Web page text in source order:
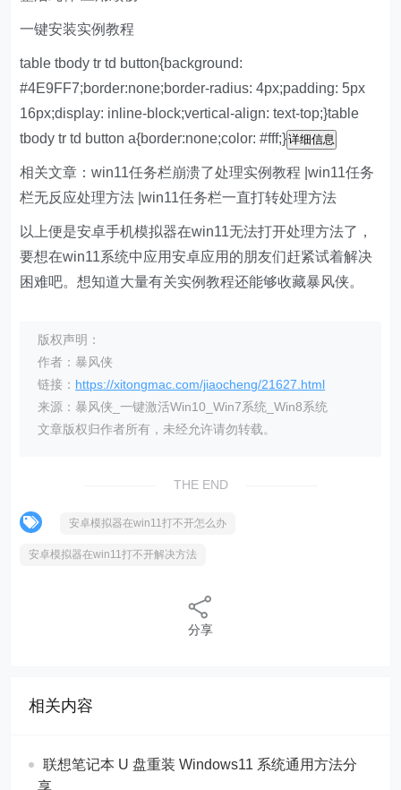
一键安装实例教程
table tbody tr td button{background:
#4E9FF7;border:none;border-radius: 4px;padding: 5px
16px;display: inline-block;vertical-align: text-top;}table
tbody tr td button a{border:none;color: #fff;}详细信息
相关文章：win11任务栏崩溃了处理实例教程 |win11任务
栏无反应处理方法 |win11任务栏一直打转处理方法
以上便是安卓手机模拟器在win11无法打开处理方法了，
要想在win11系统中应用安卓应用的朋友们赶紧试着解决
困难吧。想知道大量有关实例教程还能够收藏暴风侠。
版权声明：
作者：暴风侠
链接： https://xitongmac.com/jiaocheng/21627.html
来源：暴风侠_一键激活Win10_Win7系统_Win8系统
文章版权归作者所有，未经允许请勿转载。
THE END
安卓模拟器在win11打不开怎么办
安卓模拟器在win11打不开解决方法
分享
相关内容
联想笔记本 U 盘重装 Windows11 系统通用方法分
享